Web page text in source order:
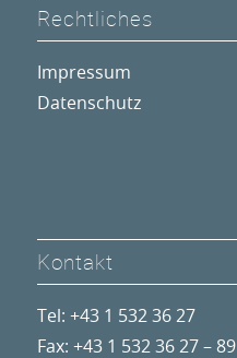
Rechtliches
Impressum
Datenschutz
Kontakt
Tel: +43 1 532 36 27
Fax: +43 1 532 36 27 – 89